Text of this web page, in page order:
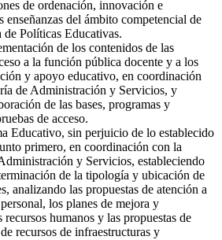
de ordenación, innovación e
enseñanzas del ámbito competencial de
de Políticas Educativas.
de los contenidos de las
a la función pública docente y a los
y apoyo educativo, en coordinación
de Administración y Servicios, y
de las bases, programas y
de acceso.
Educativo, sin perjuicio de lo establecido
primero, en coordinación con la
y Servicios, estableciendo
de la tipología y ubicación de
analizando las propuestas de atención a
los planes de mejora y
humanos y las propuestas de
recursos de infraestructuras y